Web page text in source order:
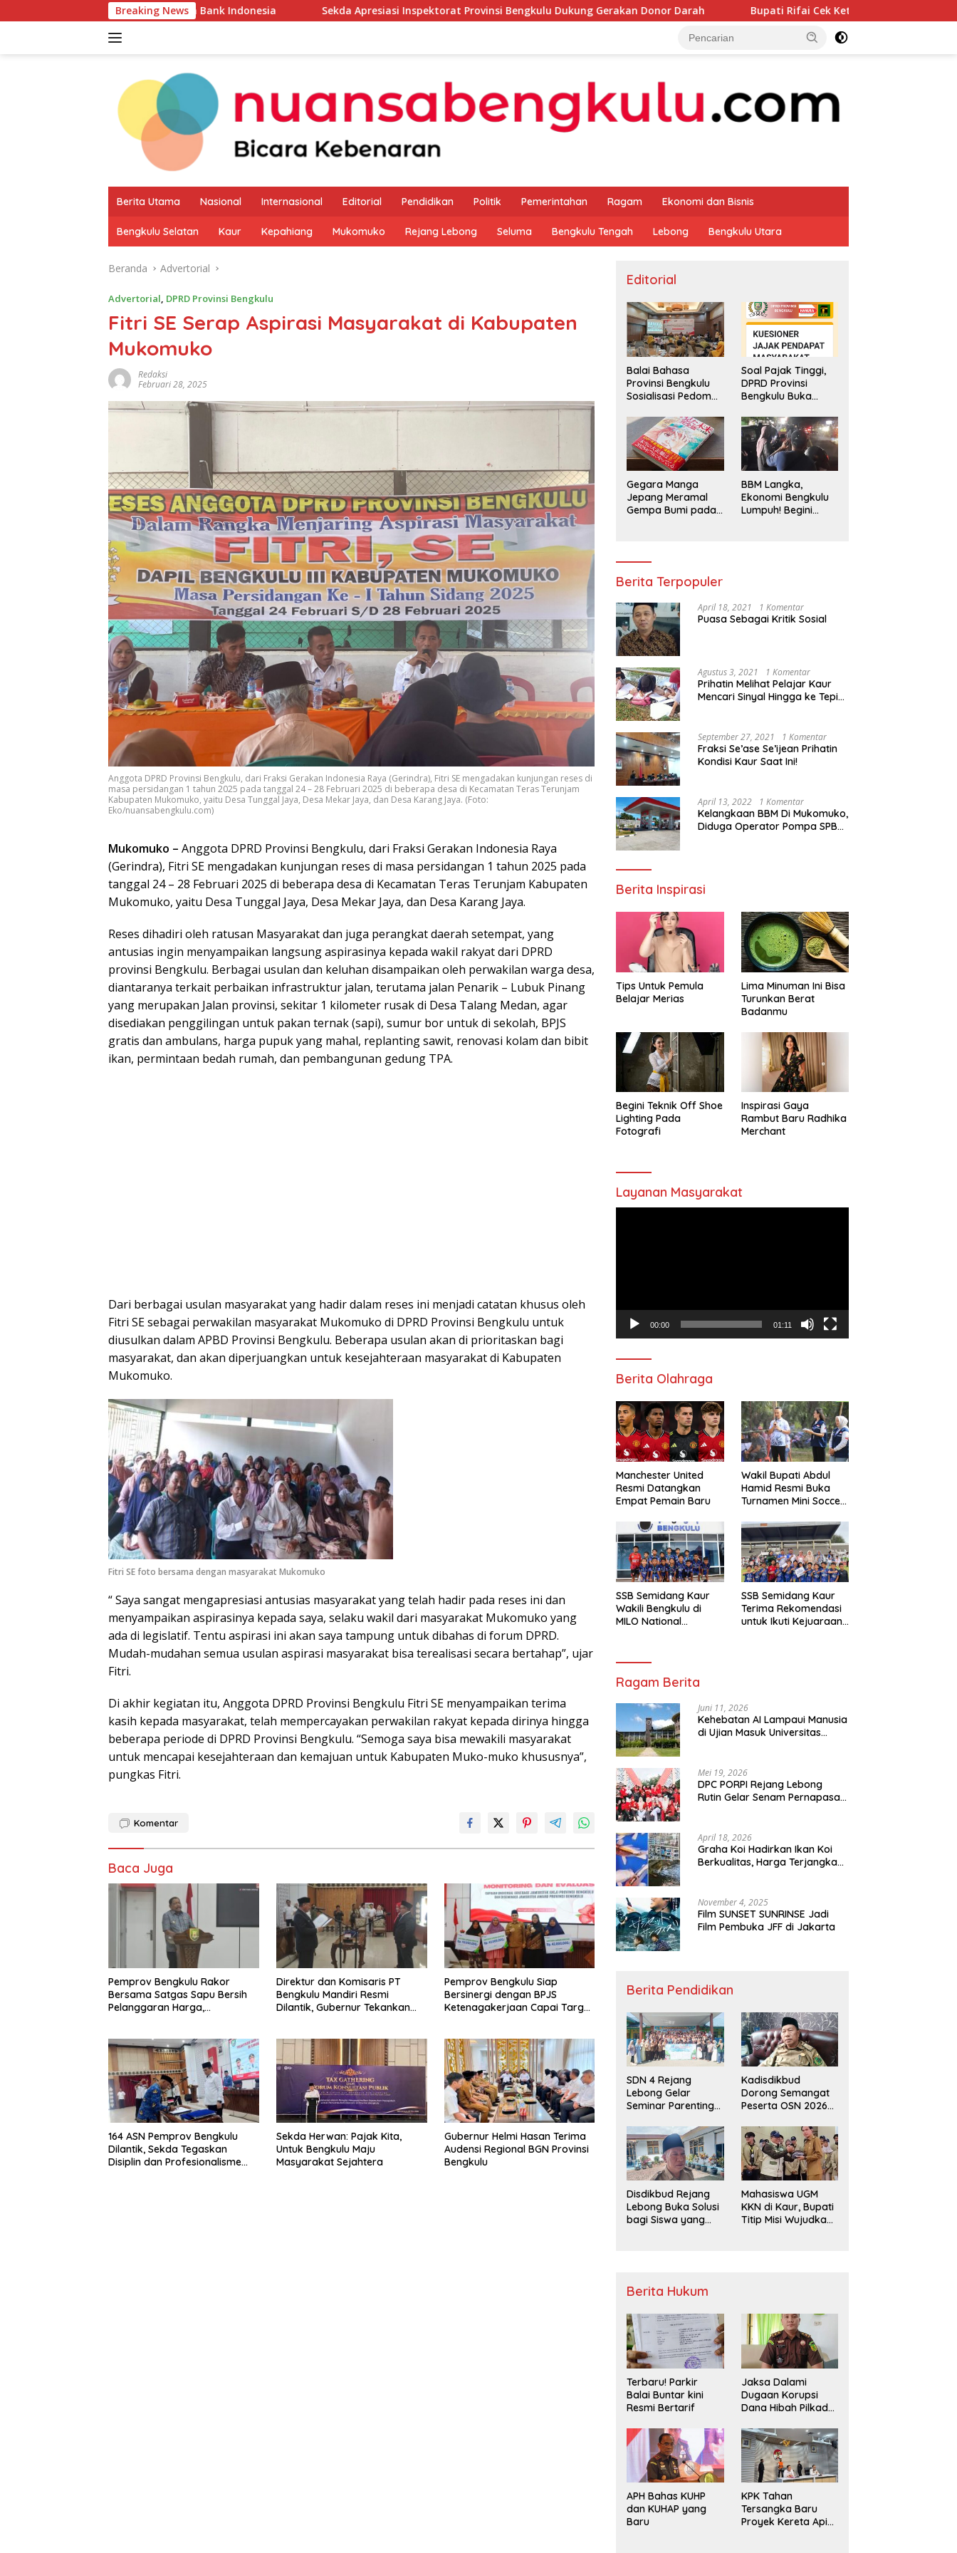
ke
Breaking News
Melalui Kajian Bank Indonesia Sekda Apresiasi Inspektorat Provinsi Bengkulu Dukung Gerakan Donor Darah Bupati Rifai Cek Ketersedia Pupuk untuk Masyarakat
Berita Utama Nasional Internasional Editorial Pendidikan Politik Pemerintahan Ragam Ekonomi dan Bisnis
Bengkulu Selatan Kaur Kepahiang Mukomuko Rejang Lebong Seluma Bengkulu Tengah Lebong Bengkulu Utara
Beranda Advertorial
Advertorial, DPRD Provinsi Bengkulu
Fitri SE Serap Aspirasi Masyarakat di Kabupaten
Mukomuko
Redaksi
Februari 28, 2025
Anggota DPRD Provinsi Bengkulu, dari Fraksi Gerakan Indonesia Raya (Gerindra), Fitri SE mengadakan kunjungan reses di
masa persidangan 1 tahun 2025 pada tanggal 24 – 28 Februari 2025 di beberapa desa di Kecamatan Teras Terunjam
Kabupaten Mukomuko, yaitu Desa Tunggal Jaya, Desa Mekar Jaya, dan Desa Karang Jaya. (Foto:
Eko/nuansabengkulu.com)
Mukomuko – Anggota DPRD Provinsi Bengkulu, dari Fraksi Gerakan Indonesia Raya
(Gerindra), Fitri SE mengadakan kunjungan reses di masa persidangan 1 tahun 2025 pada
tanggal 24 – 28 Februari 2025 di beberapa desa di Kecamatan Teras Terunjam Kabupaten
Mukomuko, yaitu Desa Tunggal Jaya, Desa Mekar Jaya, dan Desa Karang Jaya.
Reses dihadiri oleh ratusan Masyarakat dan juga perangkat daerah setempat, yang
antusias ingin menyampaikan langsung aspirasinya kepada wakil rakyat dari DPRD
provinsi Bengkulu. Berbagai usulan dan keluhan disampaikan oleh perwakilan warga desa,
diantaranya terkait perbaikan infrastruktur jalan, terutama jalan Penarik – Lubuk Pinang
yang merupakan Jalan provinsi, sekitar 1 kilometer rusak di Desa Talang Medan, agar
disediakan penggilingan untuk pakan ternak (sapi), sumur bor untuk di sekolah, BPJS
gratis dan ambulans, harga pupuk yang mahal, replanting sawit, renovasi kolam dan bibit
ikan, permintaan bedah rumah, dan pembangunan gedung TPA.
Dari berbagai usulan masyarakat yang hadir dalam reses ini menjadi catatan khusus oleh
Fitri SE sebagai perwakilan masyarakat Mukomuko di DPRD Provinsi Bengkulu untuk
diusulkan dalam APBD Provinsi Bengkulu. Beberapa usulan akan di prioritaskan bagi
masyarakat, dan akan diperjuangkan untuk kesejahteraan masyarakat di Kabupaten
Mukomuko.
Fitri SE foto bersama dengan masyarakat Mukomuko
“ Saya sangat mengapresiasi antusias masyarakat yang telah hadir pada reses ini dan
menyampaikan aspirasinya kepada saya, selaku wakil dari masyarakat Mukomuko yang
ada di legislatif. Tentu aspirasi ini akan saya tampung untuk dibahas di forum DPRD.
Mudah-mudahan semua usulan aspirasi masyarakat bisa terealisasi secara bertahap”, ujar
Fitri.
Di akhir kegiatan itu, Anggota DPRD Provinsi Bengkulu Fitri SE menyampaikan terima
kasih kepada masyarakat, telah mempercayakan perwakilan rakyat kepada dirinya hingga
beberapa periode di DPRD Provinsi Bengkulu. “Semoga saya bisa mewakili masyarakat
untuk mencapai kesejahteraan dan kemajuan untuk Kabupaten Muko-muko khususnya”,
pungkas Fitri.
Komentar
Baca Juga
Pemprov Bengkulu Rakor
Bersama Satgas Sapu Bersih
Pelanggaran Harga,
Sorotan
Direktur dan Komisaris PT
Bengkulu Mandiri Resmi
Dilantik, Gubernur Tekankan
Pemprov Bengkulu Siap
Bersinergi dengan BPJS
Ketenagakerjaan Capai Target
164 ASN Pemprov Bengkulu
Dilantik, Sekda Tegaskan
Disiplin dan Profesionalisme
Sekda Herwan: Pajak Kita,
Untuk Bengkulu Maju
Masyarakat Sejahtera
Gubernur Helmi Hasan Terima
Audensi Regional BGN Provinsi
Bengkulu
Editorial
Balai Bahasa
Provinsi Bengkulu
Sosialisasi Pedoman
Penggunaan
Bahasa Indonesia
Soal Pajak Tinggi,
DPRD Provinsi
Bengkulu Buka
Pengaduan
Masyarakat
Gegara Manga
Jepang Meramal
Gempa Bumi pada
BBM Langka,
Ekonomi Bengkulu
Lumpuh! Begini
Berita Terpopuler
April 18, 2021 1 Komentar
Puasa Sebagai Kritik Sosial
Agustus 3, 2021 1 Komentar
Prihatin Melihat Pelajar Kaur
Mencari Sinyal Hingga ke Tepi
Segera Bertindak
September 27, 2021 1 Komentar
Fraksi Se’ase Se’ijean Prihatin
Kondisi Kaur Saat Ini!
April 13, 2022 1 Komentar
Kelangkaan BBM Di Mukomuko,
Diduga Operator Pompa SPBU
Berita Inspirasi
Tips Untuk Pemula
Belajar Merias
Lima Minuman Ini Bisa
Turunkan Berat
Badanmu
Begini Teknik Off Shoe
Lighting Pada
Fotografi
Inspirasi Gaya
Rambut Baru Radhika
Merchant
Layanan Masyarakat
00:00 01:11
Berita Olahraga
Manchester United
Resmi Datangkan
Empat Pemain Baru
Wakil Bupati Abdul
Hamid Resmi Buka
Turnamen Mini Soccer
SSB Semidang Kaur
Wakili Bengkulu di
MILO National
SSB Semidang Kaur
Terima Rekomendasi
untuk Ikuti Kejuaraan
Ragam Berita
Juni 11, 2026
Kehebatan AI Lampaui Manusia
di Ujian Masuk Universitas
Mei 19, 2026
DPC PORPI Rejang Lebong
Rutin Gelar Senam Pernapasan
April 18, 2026
Graha Koi Hadirkan Ikan Koi
Berkualitas, Harga Terjangkau
November 4, 2025
Film SUNSET SUNRINSE Jadi
Film Pembuka JFF di Jakarta
Berita Pendidikan
SDN 4 Rejang
Lebong Gelar
Seminar Parenting
Bullying,
Kadisdikbud: Patut
Jadi Contoh
Kadisdikbud
Dorong Semangat
Peserta OSN 2026
Disdikbud Rejang
Lebong Buka Solusi
bagi Siswa yang
Mahasiswa UGM
KKN di Kaur, Bupati
Titip Misi Wujudkan
Berita Hukum
Terbaru! Parkir
Balai Buntar kini
Resmi Bertarif
Jaksa Dalami
Dugaan Korupsi
Dana Hibah Pilkada
Kaur
APH Bahas KUHP
dan KUHAP yang
Baru
KPK Tahan
Tersangka Baru
Proyek Kereta Api